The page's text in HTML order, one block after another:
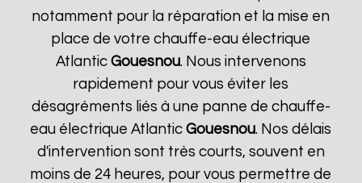
notamment pour la réparation et la mise en
place de votre chauffe-eau électrique
Atlantic Gouesnou. Nous intervenons
rapidement pour vous éviter les
désagréments liés à une panne de chauffe-
eau électrique AtlanticGouesnou. Nos délais
d'intervention sont très courts, souvent en
moins de 24 heures, pour vous permettre de